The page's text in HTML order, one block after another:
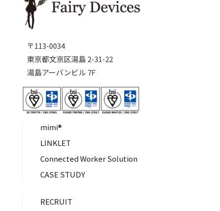
〒113-0034
東京都文京区湯島 2-31-22
湯島アーバンビル 7F
mimi®︎
LINKLET
Connected Worker Solution
CASE STUDY
RECRUIT